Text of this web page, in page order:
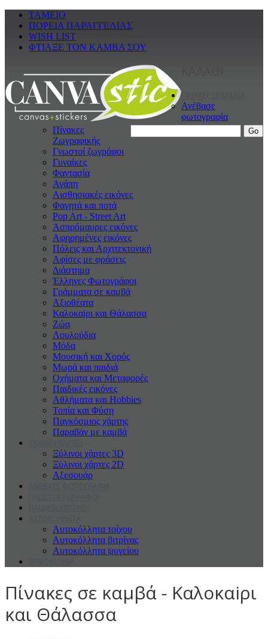
ΤΑΜΕΙΟ
ΠΟΡΕΙΑ ΠΑΡΑΓΓΕΛΙΑΣ
WISH LIST
ΦΤΙΑΞΕ ΤΟΝ ΚΑΜΒΑ ΣΟΥ
Ανέβασε
φωτογραφία
Πίνακες
Ζωγραφικής
Γνωστοί ζωγράφοι
Γυναίκες
Φαντασία
Αγάπη
Αισθησιακές εικόνες
Φαγητά και ποτά
Pop Art - Street Art
Ασπρόμαυρες εικόνες
Αφηρημένες εικόνες
Πόλεις και Αρχιτεκτονική
Αφίσες με φράσεις
Διάστημα
Έλληνες Φωτογράφοι
Γράμματα σε καμβά
Αξιοθέατα
Καλοκαiρι και Θάλασσα
Ζώα
Λουλούδια
Μόδα
Μουσική και Χορός
Μωρά και παιδιά
Οχήματα και Μεταφορές
Παιδικές εικόνες
Αθλήματα και Hobbies
Τοπία και Φύση
Παγκόσμιος χάρτης
Παραβάν με καμβά
Ξύλινοι χάρτες 3D
Ξύλινοι χάρτες 2D
Αξεσουάρ
Αυτοκόλλητα τοίχου
Αυτοκόλλητα βιτρίνας
Αυτοκόλλητα ψυγείου
Πίνακες σε καμβά - Καλοκαiρι
και Θάλασσα